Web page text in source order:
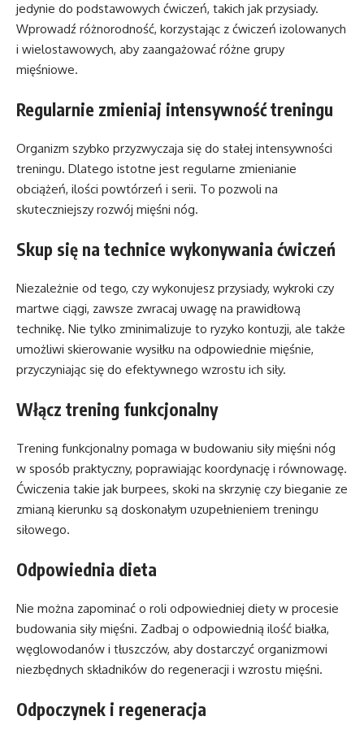
jedynie do podstawowych ćwiczeń, takich jak przysiady.
Wprowadź różnorodność, korzystając z ćwiczeń izolowanych
i wielostawowych, aby zaangażować różne grupy
mięśniowe.
Regularnie zmieniaj intensywność treningu
Organizm szybko przyzwyczaja się do stałej intensywności
treningu. Dlatego istotne jest regularne zmienianie
obciążeń, ilości powtórzeń i serii. To pozwoli na
skuteczniejszy rozwój mięśni nóg.
Skup się na technice wykonywania ćwiczeń
Niezależnie od tego, czy wykonujesz przysiady, wykroki czy
martwe ciągi, zawsze zwracaj uwagę na prawidłową
technikę. Nie tylko zminimalizuje to ryzyko kontuzji, ale także
umożliwi skierowanie wysiłku na odpowiednie mięśnie,
przyczyniając się do efektywnego wzrostu ich siły.
Włącz trening funkcjonalny
Trening funkcjonalny pomaga w budowaniu siły mięśni nóg
w sposób praktyczny, poprawiając koordynację i równowagę.
Ćwiczenia takie jak burpees, skoki na skrzynię czy bieganie ze
zmianą kierunku są doskonałym uzupełnieniem treningu
siłowego.
Odpowiednia dieta
Nie można zapominać o roli odpowiedniej diety w procesie
budowania siły mięśni. Zadbaj o odpowiednią ilość białka,
węglowodanów i tłuszczów, aby dostarczyć organizmowi
niezbędnych składników do regeneracji i wzrostu mięśni.
Odpoczynek i regeneracja